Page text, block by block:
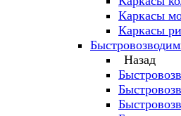
Каркасы
Каркасы
Назад